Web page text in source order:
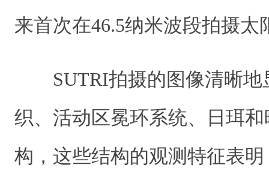
来首次在46.5纳米波段拍摄太
SUTRI拍摄的图像清晰
织、活动区冕环系统、日珥
构，这些结构的观测特征表